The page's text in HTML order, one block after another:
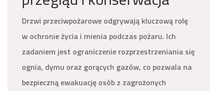
Drzwi przeciwpożarowe odgrywają kluczową rolę
w ochronie życia i mienia podczas pożaru. Ich
zadaniem jest ograniczenie rozprzestrzeniania się
ognia, dymu oraz gorących gazów, co pozwala na
bezpieczną ewakuację osób z zagrożonych